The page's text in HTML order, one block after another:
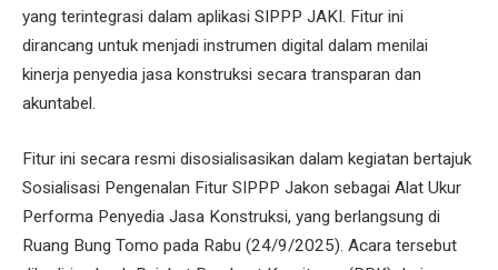
yang terintegrasi dalam aplikasi SIPPP JAKI. Fitur ini
dirancang untuk menjadi instrumen digital dalam menilai
kinerja penyedia jasa konstruksi secara transparan dan
akuntabel.
Fitur ini secara resmi disosialisasikan dalam kegiatan bertajuk
Sosialisasi Pengenalan Fitur SIPPP Jakon sebagai Alat Ukur
Performa Penyedia Jasa Konstruksi, yang berlangsung di
Ruang Bung Tomo pada Rabu (24/9/2025). Acara tersebut